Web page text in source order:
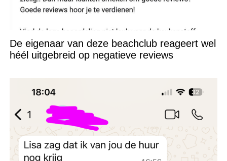
De eigenaar van deze beachclub reageert wel
héél uitgebreid op negatieve reviews